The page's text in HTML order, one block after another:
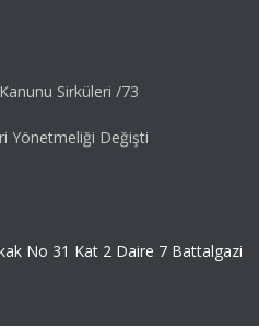
Sirküleri /73
Yönetmeliği Değişti
No 31 Kat 2 Daire 7 Battalgazi